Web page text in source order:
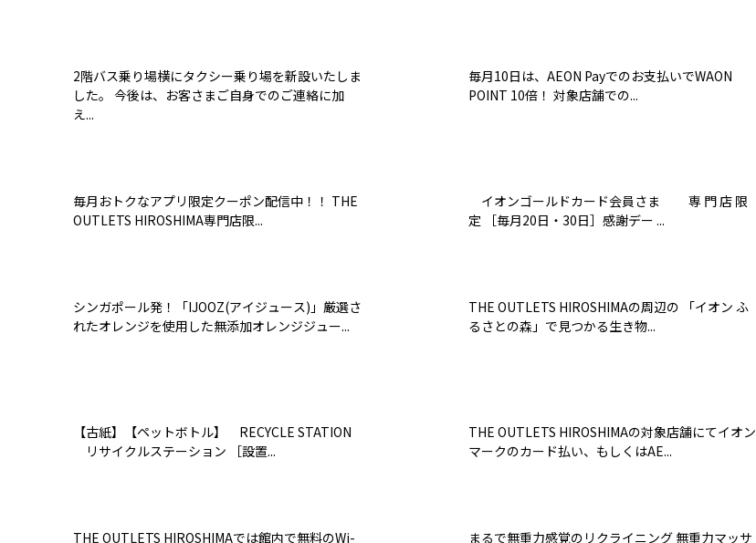
2階バス乗り場横にタクシー乗り場を新設いたしま
した。 今後は、お客さまご自身でのご連絡に加
え...
毎月10日は、AEON Payでのお支払いでWAON
POINT 10倍！ 対象店舗での...
毎月おトクなアプリ限定クーポン配信中！！ THE
OUTLETS HIROSHIMA専門店限...
イオンゴールドカード会員さま 専 門 店 限
定 ［毎月20日・30日］感謝デー ...
シンガポール発！「IJOOZ(アイジュース)」厳選さ
れたオレンジを使用した無添加オレンジジュー...
THE OUTLETS HIROSHIMAの周辺の 「イオン ふ
るさとの森」で見つかる生き物...
【古紙】【ペットボトル】 RECYCLE STATION
リサイクルステーション ［設置...
THE OUTLETS HIROSHIMAの対象店舗にてイオン
マークのカード払い、もしくはAE...
THE OUTLETS HIROSHIMAでは館内で無料のWi-
まるで無重力感覚のリクライニング 無重力マッサ